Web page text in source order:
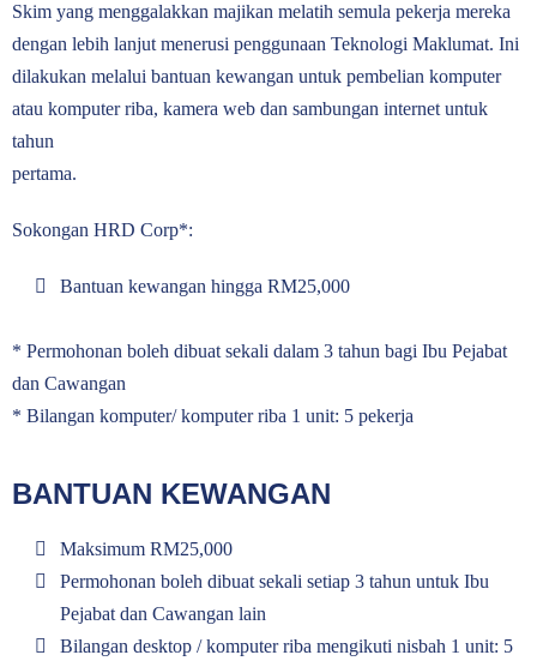
Melatih semula pekerja dalam bidang Teknologi Maklumat dengan
bantuan kewangan untuk pembelian peralatan
Skim yang menggalakkan majikan melatih semula pekerja mereka
dengan lebih lanjut menerusi penggunaan Teknologi Maklumat. Ini
dilakukan melalui bantuan kewangan untuk pembelian komputer
atau komputer riba, kamera web dan sambungan internet untuk
tahun
pertama.
Sokongan HRD Corp*:
Bantuan kewangan hingga RM25,000
* Permohonan boleh dibuat sekali dalam 3 tahun bagi Ibu Pejabat
dan Cawangan
* Bilangan komputer/ komputer riba 1 unit: 5 pekerja
BANTUAN KEWANGAN
Maksimum RM25,000
Permohonan boleh dibuat sekali setiap 3 tahun untuk Ibu
Pejabat dan Cawangan lain
Bilangan desktop / komputer riba mengikuti nisbah 1 unit: 5